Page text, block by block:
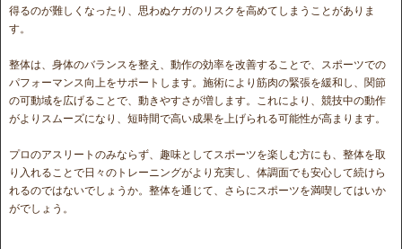
得るのが難しくなったり、思わぬケガのリスクを高めてしまうことがありま
す。
整体は、身体のバランスを整え、動作の効率を改善することで、スポーツでの
パフォーマンス向上をサポートします。施術により筋肉の緊張を緩和し、関節
の可動域を広げることで、動きやすさが増します。これにより、競技中の動作
がよりスムーズになり、短時間で高い成果を上げられる可能性が高まります。
プロのアスリートのみならず、趣味としてスポーツを楽しむ方にも、整体を取
り入れることで日々のトレーニングがより充実し、体調面でも安心して続けら
れるのではないでしょうか。整体を通じて、さらにスポーツを満喫してはいか
がでしょう。